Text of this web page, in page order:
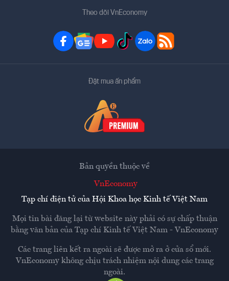
Theo dõi VnEconomy
Đặt mua ấn phẩm
Bản quyền thuộc về
VnEconomy
Tạp chí điện tử của Hội Khoa học Kinh tế Việt Nam
Mọi tin bài đăng lại từ website này phải có sự chấp thuận
bằng văn bản của Tạp chí Kinh tế Việt Nam - VnEconomy
Các trang liên kết ra ngoài sẽ được mở ra ở cửa sổ mới.
VnEconomy không chịu trách nhiệm nội dung các trang
ngoài.